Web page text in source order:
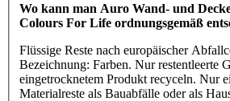
Wo kann man Auro Wand- und
Colours For Life ordnungsgemäß
Flüssige Reste nach europäischer
Bezeichnung: Farben. Nur restentleerte
eingetrocknetem Produkt recyceln. Nur
Materialreste als Bauabfälle oder als